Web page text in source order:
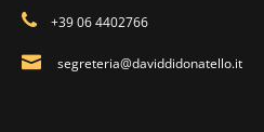
+39 06 4402766
segreteria@daviddidonatello.it